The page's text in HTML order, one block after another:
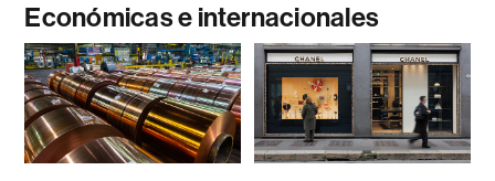
Económicas e internacionales